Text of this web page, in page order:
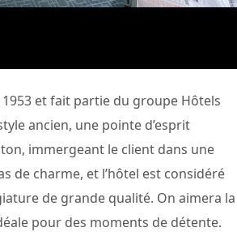
et fait partie du groupe Hôtels
ancien, une pointe d’esprit
immergeant le client dans une
de charme, et l’hôtel est considéré
de grande qualité. On aimera la
pour des moments de détente.